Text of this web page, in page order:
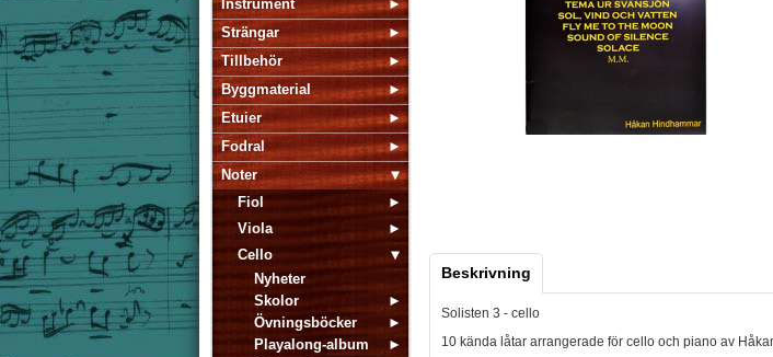
Instrument
Strängar
Tillbehör
Byggmaterial
Etuier
Fodral
Noter
Fiol
Viola
Cello
Nyheter
Skolor
Övningsböcker
Playalong-album
Beskrivning
Solisten 3 - cello
10 kända låtar arrangerade för cello och piano av